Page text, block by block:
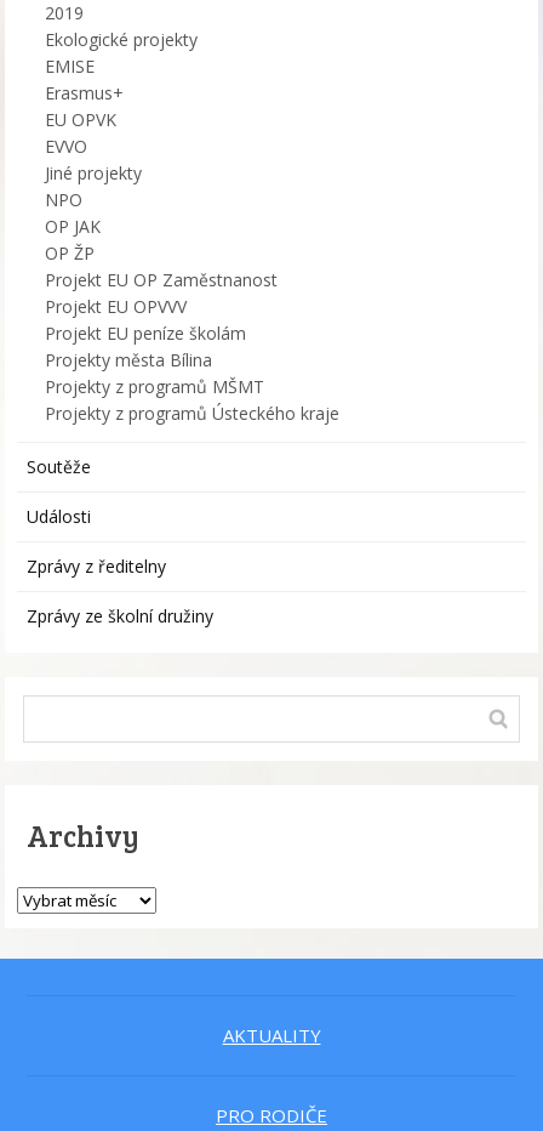
2019
Ekologické projekty
EMISE
Erasmus+
EU OPVK
EVVO
Jiné projekty
NPO
OP JAK
OP ŽP
Projekt EU OP Zaměstnanost
Projekt EU OPVVV
Projekt EU peníze školám
Projekty města Bílina
Projekty z programů MŠMT
Projekty z programů Ústeckého kraje
Soutěže
Události
Zprávy z ředitelny
Zprávy ze školní družiny
Archivy
AKTUALITY
PRO RODIČE